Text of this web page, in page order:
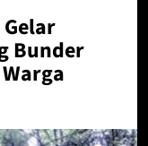
Bunder